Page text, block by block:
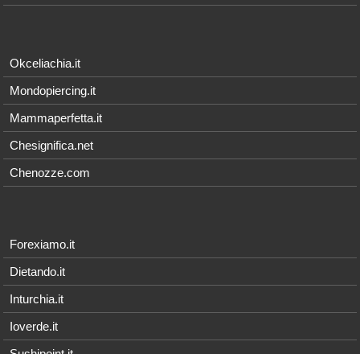
Okceliachia.it
Mondopiercing.it
Mammaperfetta.it
Chesignifica.net
Chenozze.com
Forexiamo.it
Dietando.it
Inturchia.it
Ioverde.it